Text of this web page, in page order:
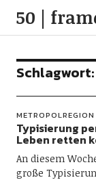
50 |
Schlagwort:
Typisierung
Leben retten
An diesem
große